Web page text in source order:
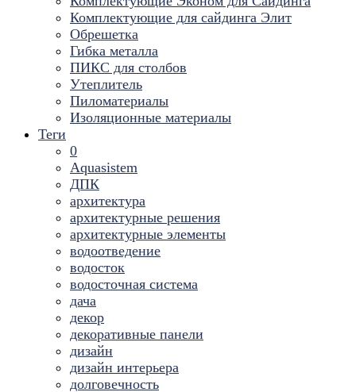
Комплектующие для cайдинга Элит
Обрешетка
Гибка металла
ПИКС для столбов
Утеплитель
Пиломатериалы
Изоляционные материалы
Теги
0
Aquasistem
ДПК
архитектура
архитектурные решения
архитектурные элементы
водоотведение
водосток
водосточная система
дача
декор
декоративные панели
дизайн
дизайн интерьера
долговечность